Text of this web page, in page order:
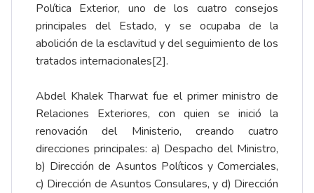
Política Exterior, uno de los cuatro consejos
principales del Estado, y se ocupaba de la
abolición de la esclavitud y del seguimiento de los
tratados internacionales[2].
Abdel Khalek Tharwat fue el primer ministro de
Relaciones Exteriores, con quien se inició la
renovación del Ministerio, creando cuatro
direcciones principales: a) Despacho del Ministro,
b) Dirección de Asuntos Políticos y Comerciales,
c) Dirección de Asuntos Consulares, y d) Dirección